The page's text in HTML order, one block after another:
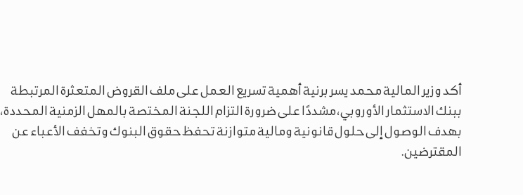
أكد وزير المالية محمد يسر برنية أهمية تسريع العمل على ملف القروض المتعثرة المرتبطة
ببنك الاستثمار الأوروبي، مشددًا على ضرورة التزام اللجنة المختصة بالمهل الزمنية المحددة،
بهدف الوصول إلى حلول قانونية ومالية متوازنة تحفظ حقوق البنوك وتخفف الأعباء عن
المقترضين.